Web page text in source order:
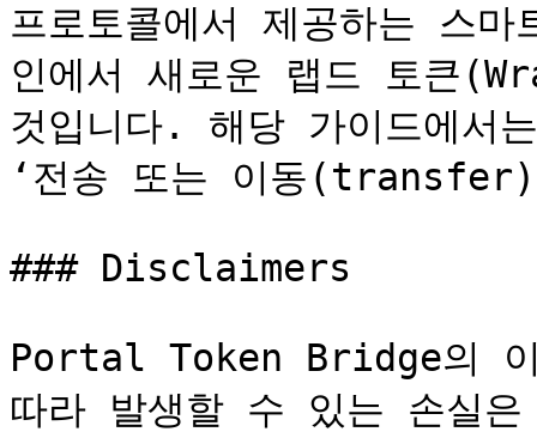
프로토콜에서 제공하는 스
인에서 새로운 랩드 토큰
것입니다. 해당 가이드에서
‘전송 또는 이동
### Disclaimers
Portal Token Bridge의 이
따라 발생할 수 있는 손실